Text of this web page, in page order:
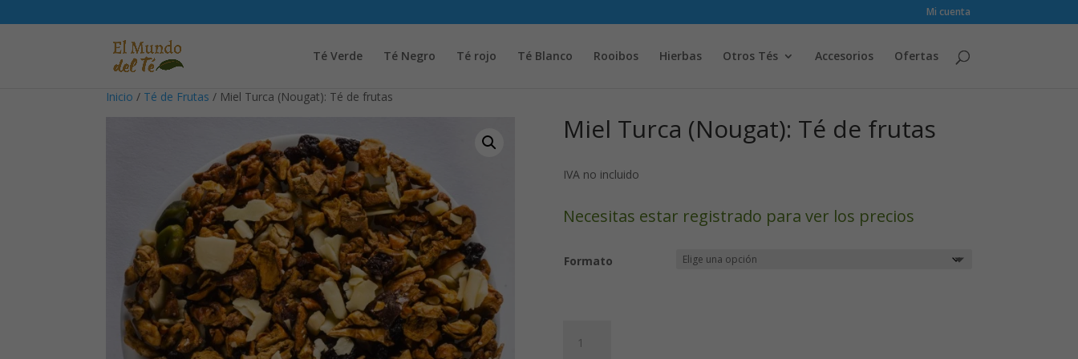
Mi cuenta
Té Verde Té Negro Té rojo Té Blanco Rooibos Hierbas Otros Tés Accesorios Ofertas
Inicio / Té de Frutas / Miel Turca (Nougat): Té de frutas
Miel Turca (Nougat): Té de frutas
IVA no incluido
Necesitas estar registrado para ver los precios
Formato
Turca